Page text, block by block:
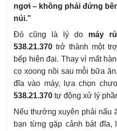
ngơi – không phải đứng
núi.”
Đó cũng là lý do máy
538.21.370 trở thành một
bếp hiện đại. Thay vì mất
cọ xoong nồi sau mỗi bữa
đĩa vào máy, lựa chọn
538.21.370 tự động xử lý
Nếu thường xuyên phải nấu
bạn từng gặp cảnh bát đĩa,